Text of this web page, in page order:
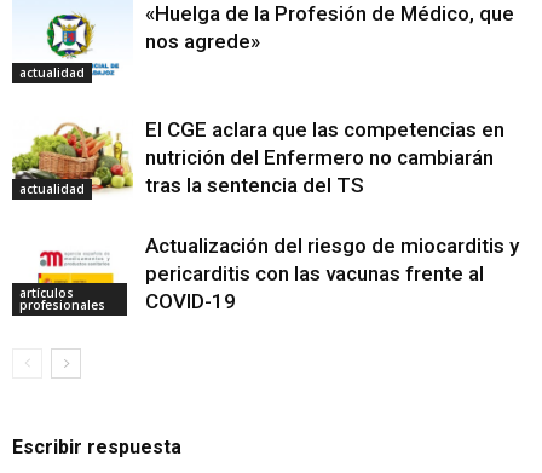
actualidad
«Huelga de la Profesión de Médico, que
nos agrede»
actualidad
El CGE aclara que las competencias en
nutrición del Enfermero no cambiarán
tras la sentencia del TS
artículos
profesionales
Actualización del riesgo de miocarditis y
pericarditis con las vacunas frente al
COVID-19
Escribir respuesta